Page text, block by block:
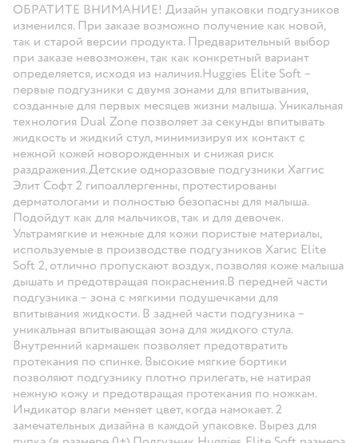
ОБРАТИТЕ ВНИМАНИЕ! Дизайн упаковки подгузников
изменился. При заказе возможно получение как новой,
так и старой версии продукта. Предварительный выбор
при заказе невозможен, так как конкретный вариант
определяется, исходя из наличия.Huggies Elite Soft –
первые подгузники с двумя зонами для впитывания,
созданные для первых месяцев жизни малыша. Уникальная
технология Dual Zone позволяет за секунды впитывать
жидкость и жидкий стул, минимизируя их контакт с
нежной кожей новорожденных и снижая риск
раздражения.Детские одноразовые подгузники Хаггис
Элит Софт 2 гипоаллергенны, протестированы
дерматологами и полностью безопасны для малыша.
Подойдут как для мальчиков, так и для девочек.
Ультрамягкие и нежные для кожи пористые материалы,
используемые в производстве подгузников Хагис Elite
Soft 2, отлично пропускают воздух, позволяя коже малыша
дышать и предотвращая покраснения.В передней части
подгузника – зона с мягкими подушечками для
впитывания жидкости. В задней части подгузника –
уникальная впитывающая зона для жидкого стула.
Внутренний кармашек позволяет предотвратить
протекания по спинке. Высокие мягкие бортики
позволяют подгузнику плотно прилегать, не натирая
нежную кожу и предотвращая протекания по ножкам.
Индикатор влаги меняет цвет, когда намокает. 2
замечательных дизайна в каждой упаковке. Вырез для